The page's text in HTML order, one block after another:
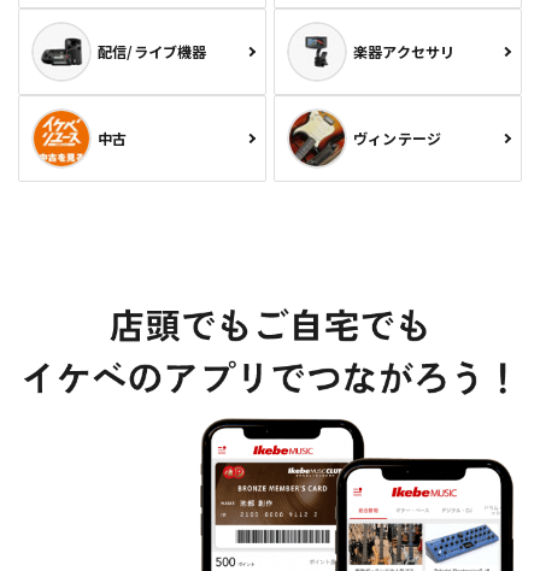
配信/ライブ機器 楽器アクセサリ
中古 ヴィンテージ